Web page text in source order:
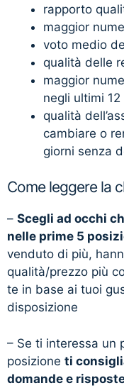
rapporto
maggior
voto medio
qualità delle
maggior
negli ultimi 12
qualità
cambiare o
giorni senza
Come leggere la
– Scegli ad occhi
nelle prime 5
venduto di più,
qualità/prezzo più
te in base ai tuoi
disposizione
– Se ti interessa un
posizione ti
domande e